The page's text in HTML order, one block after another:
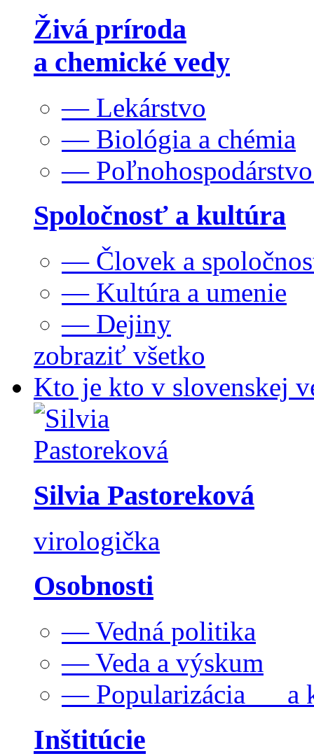
Živá príroda
a chemické vedy
— Lekárstvo
— Biológia a chémia
—
Spoločnosť a kultúra
— Človek a
— Kultúra a umenie
— Dejiny
zobraziť všetko
Kto je kto v slovenskej
Silvia Pastoreková
virologička
Osobnosti
— Vedná politika
— Veda a výskum
— Popularizácia a
Inštitúcie